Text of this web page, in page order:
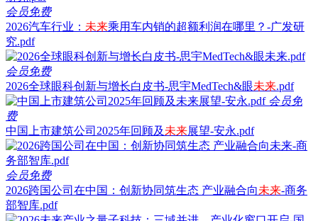
会员免费
2026汽车行业： 未来乘用车内销的超额利润在哪里？-广发研
究.pdf
会员免费
2026全球眼科创新与增长白皮书-思宇MedTech&眼未来.pdf
会员免
费
中国上市建筑公司2025年回顾及 未来展望-安永.pdf
会员免费
2026跨国公司在中国：创新协同筑生态 产业融合向未来-商务
部智库.pdf